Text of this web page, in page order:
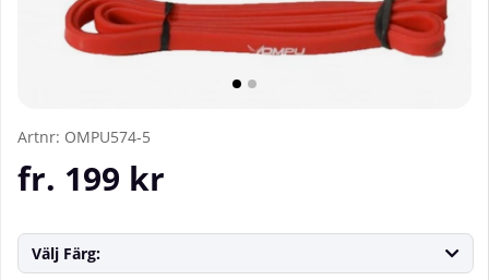
Artnr: OMPU574-5
fr. 199 kr
Välj Färg: